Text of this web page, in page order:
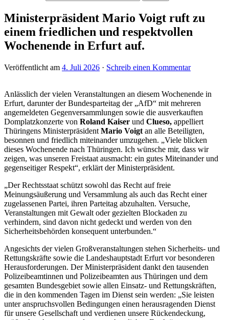
Ministerpräsident Mario Voigt ruft zu
einem friedlichen und respektvollen
Wochenende in Erfurt auf.
Veröffentlicht am 4. Juli 2026 · Schreib einen Kommentar
Anlässlich der vielen Veranstaltungen an diesem Wochenende in
Erfurt, darunter der Bundesparteitag der „AfD“ mit mehreren
angemeldeten Gegenversammlungen sowie die ausverkauften
Domplatzkonzerte von Roland Kaiser und Clueso, appelliert
Thüringens Ministerpräsident Mario Voigt an alle Beteiligten,
besonnen und friedlich miteinander umzugehen. „Viele blicken
dieses Wochenende nach Thüringen. Ich wünsche mir, dass wir
zeigen, was unseren Freistaat ausmacht: ein gutes Miteinander und
gegenseitiger Respekt“, erklärt der Ministerpräsident.
„Der Rechtsstaat schützt sowohl das Recht auf freie
Meinungsäußerung und Versammlung als auch das Recht einer
zugelassenen Partei, ihren Parteitag abzuhalten. Versuche,
Veranstaltungen mit Gewalt oder gezielten Blockaden zu
verhindern, sind davon nicht gedeckt und werden von den
Sicherheitsbehörden konsequent unterbunden.“
Angesichts der vielen Großveranstaltungen stehen Sicherheits- und
Rettungskräfte sowie die Landeshauptstadt Erfurt vor besonderen
Herausforderungen. Der Ministerpräsident dankt den tausenden
Polizeibeamtinnen und Polizeibeamten aus Thüringen und dem
gesamten Bundesgebiet sowie allen Einsatz- und Rettungskräften,
die in den kommenden Tagen im Dienst sein werden: „Sie leisten
unter anspruchsvollen Bedingungen einen herausragenden Dienst
für unsere Gesellschaft und verdienen unsere Rückendeckung,